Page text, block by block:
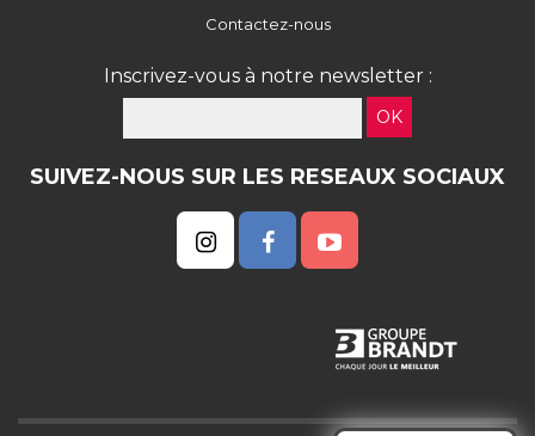
Contactez-nous
Inscrivez-vous à notre newsletter :
OK
SUIVEZ-NOUS SUR LES RESEAUX SOCIAUX